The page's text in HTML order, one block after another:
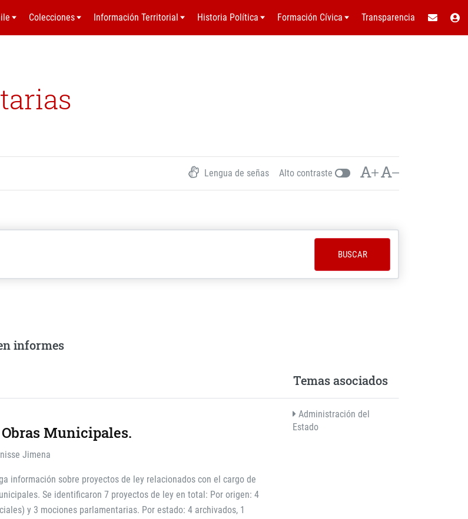
Colecciones Información Territorial Historia Política Formación Cívica Transparencia
Lengua de señas Alto contraste
BUSCAR
informes
Temas asociados
Municipales.
Jimena
información sobre proyectos de ley relacionados con el cargo de
Se identificaron 7 proyectos de ley en total: Por origen: 4
y 3 mociones parlamentarias. Por estado: 4 archivados, 1
Administración del
Estado